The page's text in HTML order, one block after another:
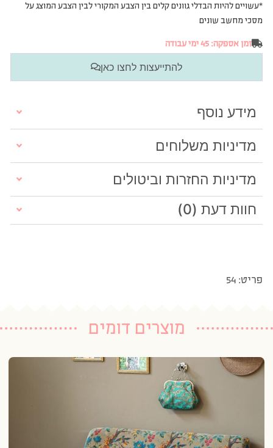
*עשויים להיות הבדלי גוונים קלים בין הצבע המקורי לבין הצבע המוצג על
מסכי מחשב שונים
זמן אספקה: 45 ימי עבודה
להתייעצות לחצו כאן
מידע נוסף
מדיניות משלוחים
מדיניות החזרות וביטולים
חוות דעת (0)
פריט: 54
מוצרים דומים